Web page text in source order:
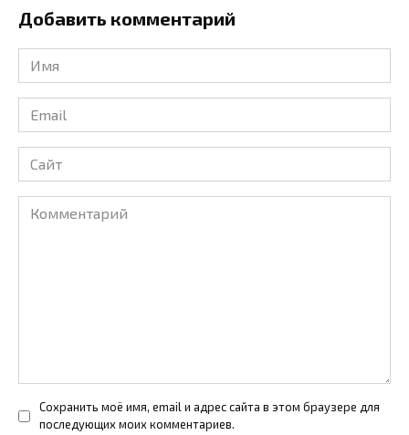
Добавить комментарий
Имя
*
Email
*
Сайт
Комментарий
Сохранить моё имя, email и адрес сайта в этом браузере для
последующих моих комментариев.